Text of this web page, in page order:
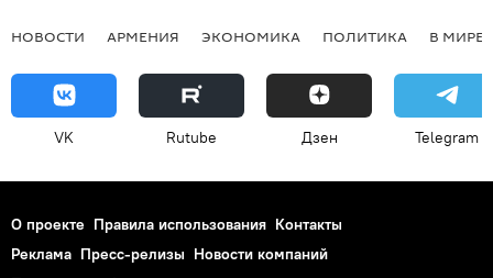
НОВОСТИ АРМЕНИЯ ЭКОНОМИКА ПОЛИТИКА В МИРЕ
VK Rutube Дзен Telegram
О проекте Правила использования Контакты
Реклама Пресс-релизы Новости компаний